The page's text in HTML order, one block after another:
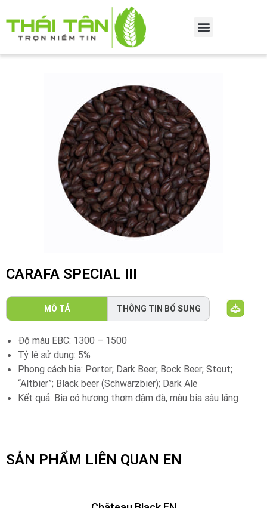
CARAFA SPECIAL III
MÔ TẢ THÔNG TIN BỔ SUNG
Độ màu EBC: 1300 – 1500
Tỷ lệ sử dụng: 5%
Phong cách bia: Porter; Dark Beer; Bock Beer; Stout;
“Altbier”; Black beer (Schwarzbier); Dark Ale
Kết quả: Bia có hương thơm đậm đà, màu bia sâu lắng
SẢN PHẨM LIÊN QUAN EN